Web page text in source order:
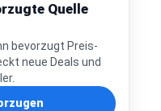
Quelle
bevorzugt Preis-
neue Deals und